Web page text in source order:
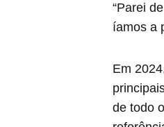
“Parei
íamos a
Em
de todo